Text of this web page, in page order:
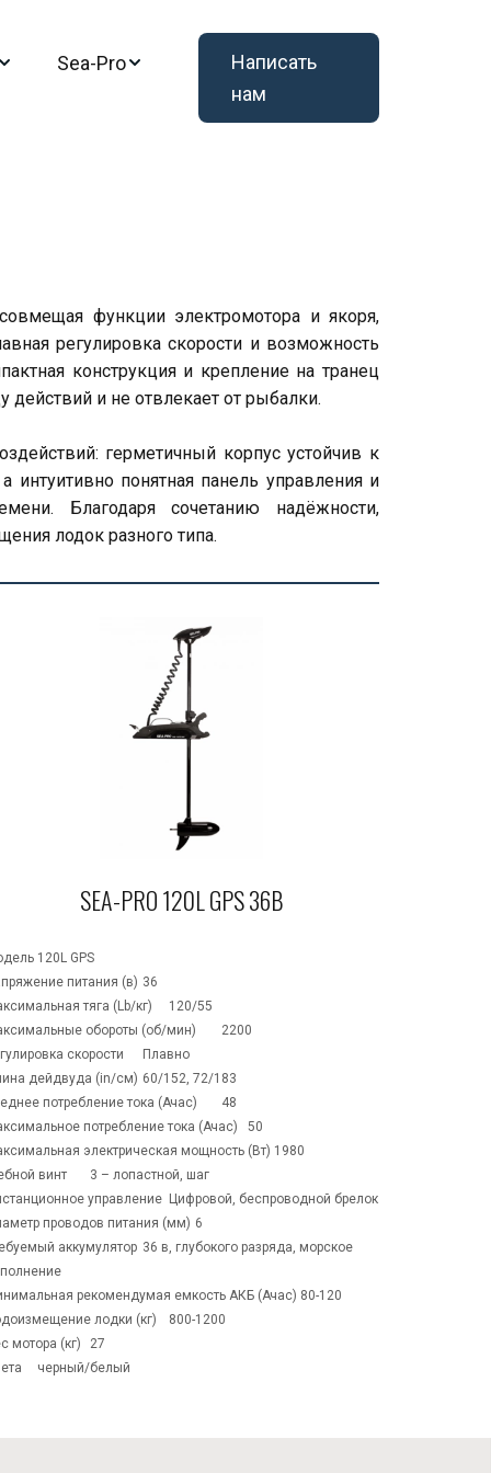
Sea-Pro
Написать
нам
функции электромотора и якоря,
регулировка скорости и возможность
конструкция и крепление на транец
и не отвлекает от рыбалки.
герметичный корпус устойчив к
понятная панель управления и
Благодаря сочетанию надёжности,
лодок разного типа.
SEA-PRO 120L GPS 36В
Модель	120L GPS
Напряжение питания (в)	36
Максимальная тяга (Lb/кг)	120/55
Максимальные обороты (об/мин)	2200
Регулировка скорости	Плавно
Длина дейдвуда (in/см)	60/152, 72/183
Среднее потребление тока (Ачас)	48
Максимальное потребление тока (Ачас)	50
Максимальная электрическая мощность (Вт)	1980
Гребной винт	3 – лопастной, шаг
Диаметр проводов питания (мм)	6
аккумулятор	36 в, глубокого разряда, морское
Минимальная рекомендумая емкость АКБ (Ачас)	80-120
Водоизмещение лодки (кг)	800-1200
Вес мотора (кг)	27
Цвета	черный/белый